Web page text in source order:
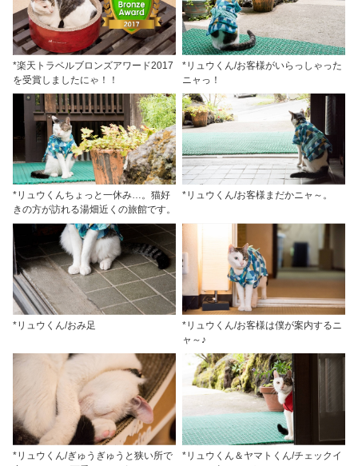
*楽天トラベルブロンズアワード2017
を受賞しましたにゃ！！
*リュウくん/お客様がいらっしゃった
ニャっ！
*リュウくんちょっと一休み…。猫好
きの方が訪れる湯畑近くの旅館です。
*リュウくん/お客様まだかニャ～。
*リュウくん/おみ足
*リュウくん/お客様は僕が案内するニ
ャ～♪
*リュウくん/ぎゅうぎゅうと狭い所で
*リュウくん＆ヤマトくん/チェックイ